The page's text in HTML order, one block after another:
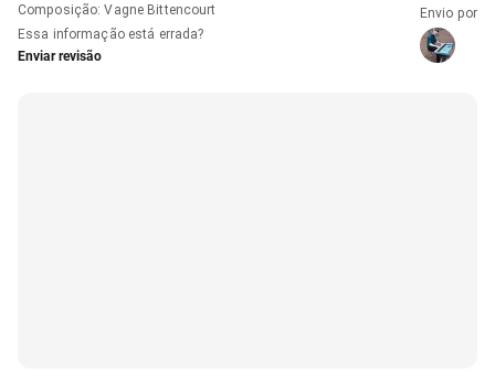
Composição:Vagne Bittencourt
Essa informação está errada?
Enviar revisão
Envio por